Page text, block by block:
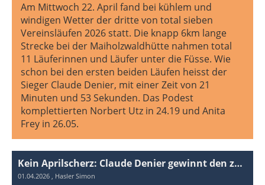
Am Mittwoch 22. April fand bei kühlem und
windigen Wetter der dritte von total sieben
Vereinsläufen 2026 statt. Die knapp 6km lange
Strecke bei der Maiholzwaldhütte nahmen total
11 Läuferinnen und Läufer unter die Füsse. Wie
schon bei den ersten beiden Läufen heisst der
Sieger Claude Denier, mit einer Zeit von 21
Minuten und 53 Sekunden. Das Podest
komplettierten Norbert Utz in 24.19 und Anita
Frey in 26.05.
Kein Aprilscherz: Claude Denier gewinnt den zweiten Vereinslauf 2026!
01.04.2026 , Hasler Simon